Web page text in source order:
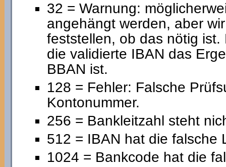
32 = Warnung:
angehängt werden, aber
feststellen, ob das nötig
die validierte IBAN das
BBAN ist.
128 = Fehler: Falsche
Kontonummer.
256 = Bankleitzahl steht
512 = IBAN hat die falsche
1024 = Bankcode hat die